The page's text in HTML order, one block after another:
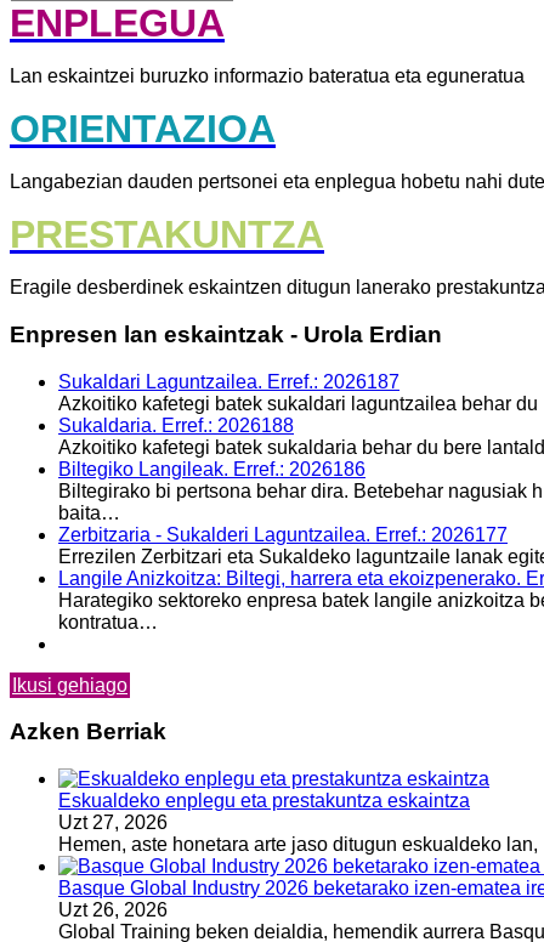
ENPLEGUA
Lan eskaintzei buruzko informazio bateratua eta eguneratua
ORIENTAZIOA
Langabezian dauden pertsonei eta enplegua hobetu nahi
PRESTAKUNTZA
Eragile desberdinek eskaintzen ditugun lanerako
Enpresen lan eskaintzak - Urola Erdian
Sukaldari Laguntzailea. Erref.: 2026187
Azkoitiko kafetegi batek sukaldari laguntzailea behar
Sukaldaria. Erref.: 2026188
Azkoitiko kafetegi batek sukaldaria behar du bere
Biltegiko Langileak. Erref.: 2026186
Biltegirako bi pertsona behar dira. Betebehar nagusiak
baita…
Zerbitzaria - Sukalderi Laguntzailea. Erref.: 2026177
Errezilen Zerbitzari eta Sukaldeko laguntzaile lanak
Langile Anizkoitza: Biltegi, harrera eta ekoizpenerako.
Harategiko sektoreko enpresa batek langile anizkoitza
kontratua…
Ikusi gehiago
Azken Berriak
Eskualdeko enplegu eta prestakuntza eskaintza
Uzt 27, 2026
Hemen, aste honetara arte jaso ditugun eskualdeko
Basque Global Industry 2026 beketarako izen-ematea
Uzt 26, 2026
Global Training beken deialdia, hemendik aurrera